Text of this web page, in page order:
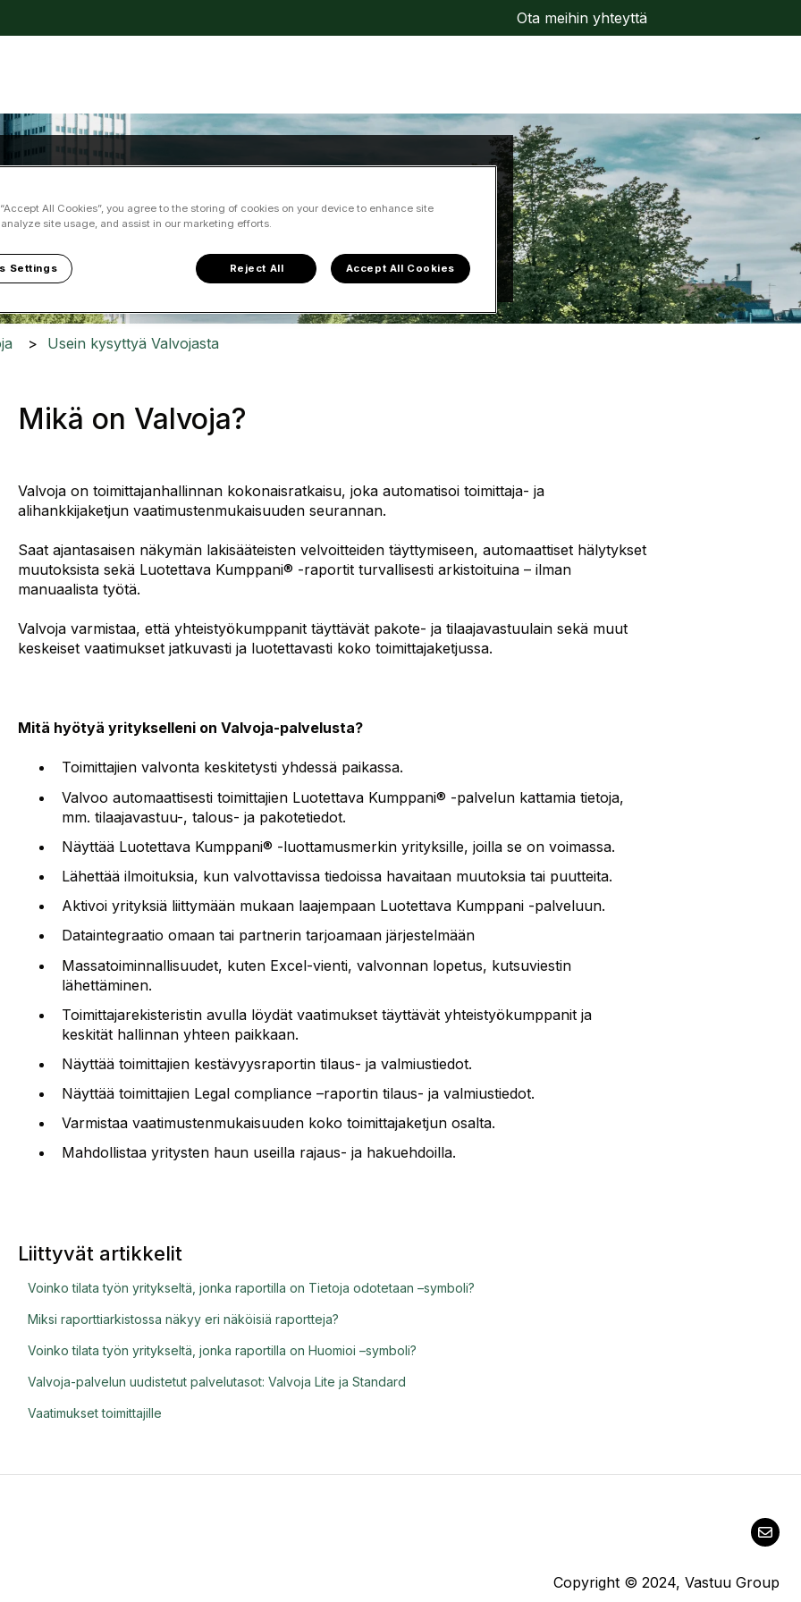
Ota meihin yhteyttä
voimme auttaa?
ei ole, koska hakukenttä on tyhjä.
Usein kysyttyä Valvojasta
Mikä on Valvoja?
Valvoja on toimittajanhallinnan kokonaisratkaisu, joka automatisoi toimittaja‑ ja
alihankkijaketjun vaatimustenmukaisuuden seurannan.
Saat ajantasaisen näkymän lakisääteisten velvoitteiden täyttymiseen, automaattiset hälytykset
muutoksista sekä Luotettava Kumppani® ‑raportit turvallisesti arkistoituina – ilman
manuaalista työtä.
Valvoja varmistaa, että yhteistyökumppanit täyttävät pakote- ja tilaajavastuulain sekä muut
keskeiset vaatimukset jatkuvasti ja luotettavasti koko toimittajaketjussa.
Mitä hyötyä yritykselleni on Valvoja-palvelusta?
Toimittajien valvonta keskitetysti yhdessä paikassa.
Valvoo automaattisesti toimittajien Luotettava Kumppani® ‑palvelun kattamia tietoja,
mm. tilaajavastuu-, talous- ja pakotetiedot.
Näyttää Luotettava Kumppani® ‑luottamusmerkin yrityksille, joilla se on voimassa.
Lähettää ilmoituksia, kun valvottavissa tiedoissa havaitaan muutoksia tai puutteita.
Aktivoi yrityksiä liittymään mukaan laajempaan Luotettava Kumppani -palveluun.
Dataintegraatio omaan tai partnerin tarjoamaan järjestelmään
Massatoiminnallisuudet, kuten Excel-vienti, valvonnan lopetus, kutsuviestin
lähettäminen.
Toimittajarekisteristin avulla löydät vaatimukset täyttävät yhteistyökumppanit ja
keskität hallinnan yhteen paikkaan.
Näyttää toimittajien kestävyysraportin tilaus- ja valmiustiedot.
Näyttää toimittajien Legal compliance –raportin tilaus- ja valmiustiedot.
Varmistaa vaatimustenmukaisuuden koko toimittajaketjun osalta.
Mahdollistaa yritysten haun useilla rajaus- ja hakuehdoilla.
Liittyvät artikkelit
Voinko tilata työn yritykseltä, jonka raportilla on Tietoja odotetaan –symboli?
Miksi raporttiarkistossa näkyy eri näköisiä raportteja?
Voinko tilata työn yritykseltä, jonka raportilla on Huomioi –symboli?
Valvoja-palvelun uudistetut palvelutasot: Valvoja Lite ja Standard
Vaatimukset toimittajille
Copyright © 2024, Vastuu Group
All Cookies”, you agree to the storing of cookies on your device to enhance site
site usage, and assist in our marketing efforts.
Settings Reject All Accept All Cookies